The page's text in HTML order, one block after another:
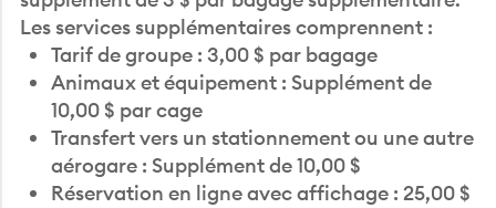
Les services supplémentaires comprennent :
Tarif de groupe : 3,00 $ par bagage
Animaux et équipement : Supplément de
10,00 $ par cage
Transfert vers un stationnement ou une autre
aérogare : Supplément de 10,00 $
Réservation en ligne avec affichage : 25,00 $